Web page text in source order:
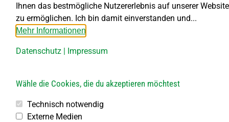
Montag kein Parteienverkehr
DI bis FR von 8.00 – 11.30 Uhr
DI von 13.30 – 18.00 Uhr
Öffnungszeiten:
Jeden 1. Samstag im Monat
von 8.00 bis 10.00 Uhr
Ihnen das bestmögliche Nutzererlebnis auf unserer Website
zu ermöglichen. Ich bin damit einverstanden und...
Mehr Informationen
Datenschutz | Impressum
Wähle die Cookies, die du akzeptieren möchtest
Technisch notwendig
Externe Medien